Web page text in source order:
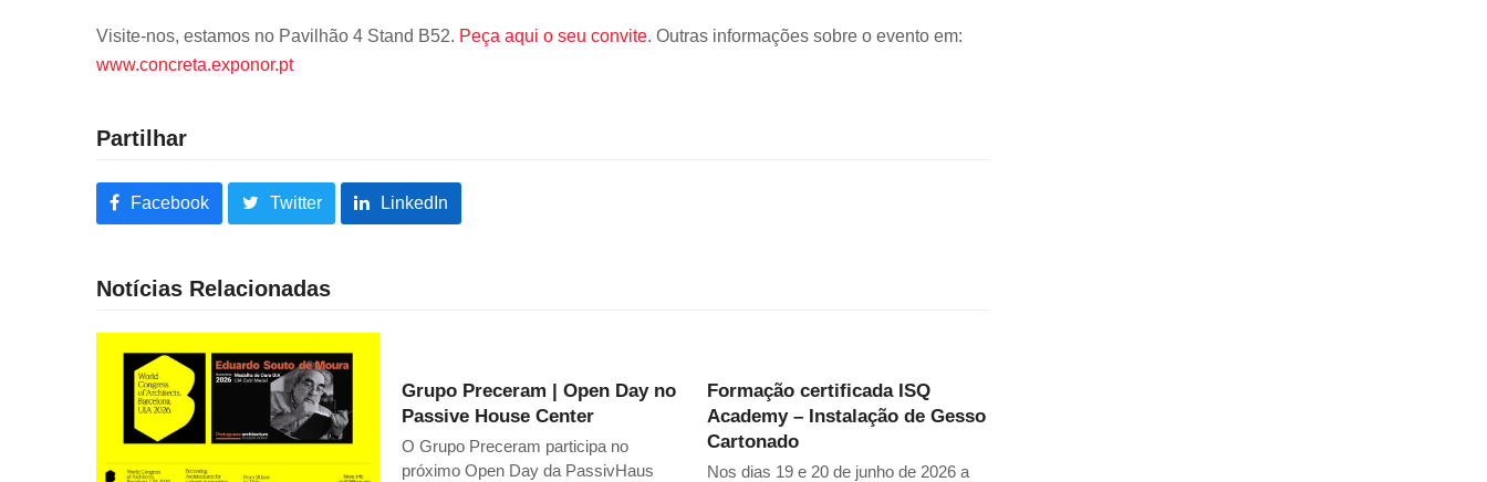
Visite-nos, estamos no Pavilhão 4 Stand B52. Peça aqui o seu convite. Outras informações sobre o evento em:
www.concreta.exponor.pt
Partilhar
Facebook Twitter LinkedIn
Notícias Relacionadas
Grupo Preceram | Open Day no
Passive House Center
O Grupo Preceram participa no
próximo Open Day da PassivHaus
Formação certificada ISQ
Academy – Instalação de Gesso
Cartonado
Nos dias 19 e 20 de junho de 2026 a